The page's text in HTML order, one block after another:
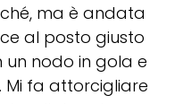
ma è andata
al posto giusto
un nodo in gola e
Mi fa attorcigliare